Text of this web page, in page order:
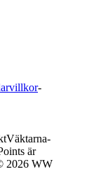
-
är
2026 WW